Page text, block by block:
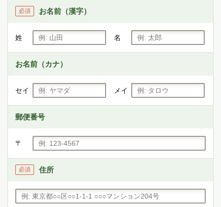
お名前（漢字）
必須
姓 名
お名前（カナ）
セイ メイ
郵便番号
〒
住所
必須